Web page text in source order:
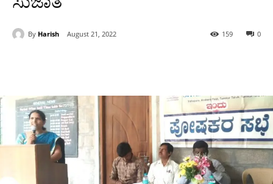
By Harish August 21, 2022 0
159